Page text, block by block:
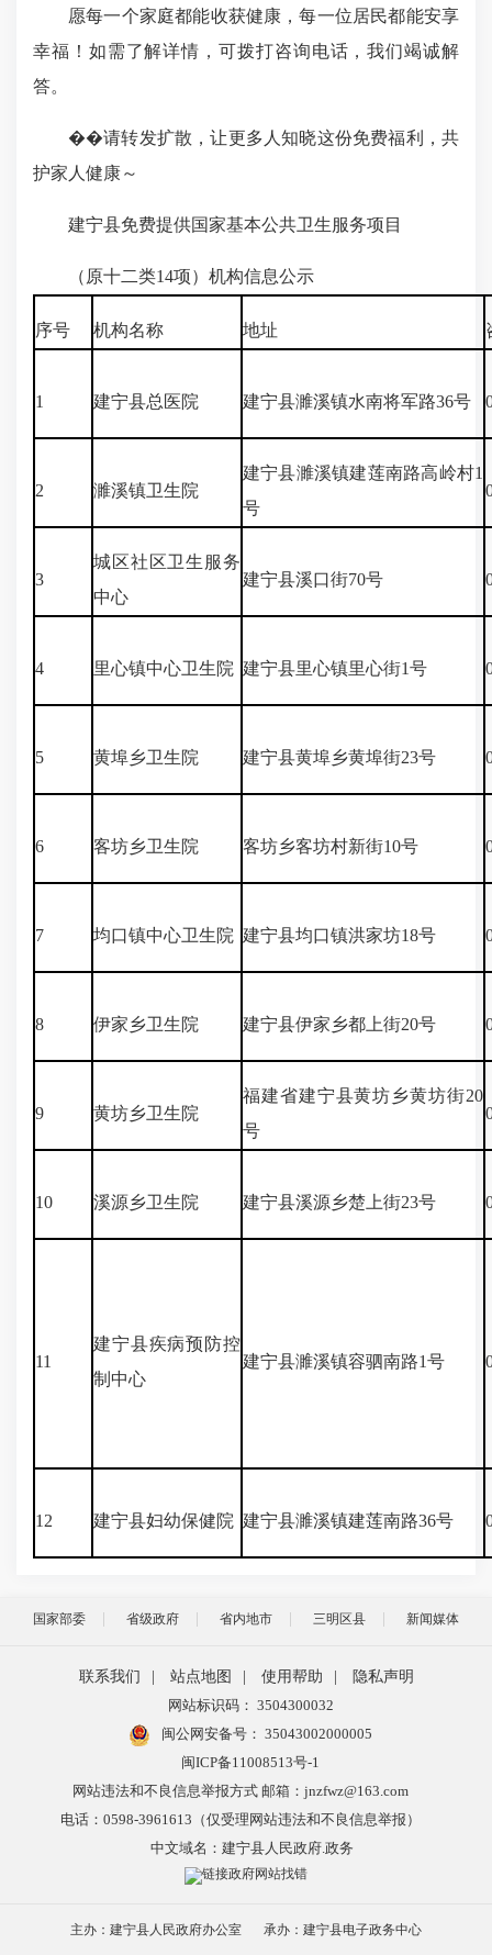
愿每一个家庭都能收获健康，每一位居民都能安享
幸福！如需了解详情，可拨打咨询电话，我们竭诚解
答。
��请转发扩散，让更多人知晓这份免费福利，共
护家人健康～
建宁县免费提供国家基本公共卫生服务项目
（原十二类14项）机构信息公示
序号 机构名称 地址
1 建宁县总医院 建宁县濉溪镇水南将军路36号
2 濉溪镇卫生院
建宁县濉溪镇建莲南路高岭村1
号
3
城区社区卫生服务
中心
建宁县溪口街70号
4 里心镇中心卫生院 建宁县里心镇里心街1号
5 黄埠乡卫生院 建宁县黄埠乡黄埠街23号
6 客坊乡卫生院 客坊乡客坊村新街10号
7 均口镇中心卫生院 建宁县均口镇洪家坊18号
8 伊家乡卫生院 建宁县伊家乡都上街20号
9 黄坊乡卫生院
福建省建宁县黄坊乡黄坊街20
号
10 溪源乡卫生院 建宁县溪源乡楚上街23号
11
建宁县疾病预防控
制中心
建宁县濉溪镇容驷南路1号
12 建宁县妇幼保健院 建宁县濉溪镇建莲南路36号
国家部委 省级政府 省内地市 三明区县 新闻媒体
联系我们 站点地图 使用帮助
隐私声明
网站标识码： 3504300032
闽公网安备号： 35043002000005
闽ICP备11008513号-1
网站违法和不良信息举报方式 邮箱：jnzfwz@163.com
电话：0598-3961613（仅受理网站违法和不良信息举报）
中文域名：建宁县人民政府.政务
主办：建宁县人民政府办公室 承办：建宁县电子政务中心